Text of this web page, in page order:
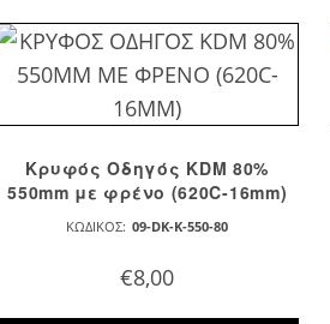
Κρυφός Οδηγός KDM 80%
550mm με φρένο (620C-16mm)
ΚΩΔΙΚΌΣ: 09-DK-K-550-80
€8,00